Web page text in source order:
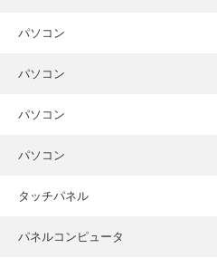
パソコン
パソコン
パソコン
パソコン
タッチパネル
パネルコンピュータ